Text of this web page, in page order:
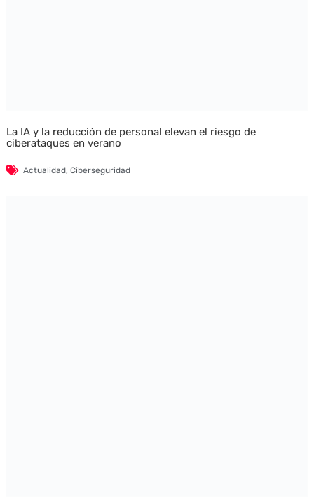
La IA y la reducción de personal elevan el riesgo de
ciberataques en verano
Actualidad, Ciberseguridad